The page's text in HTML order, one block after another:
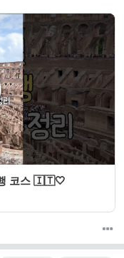
코스 🇮🇹🤍